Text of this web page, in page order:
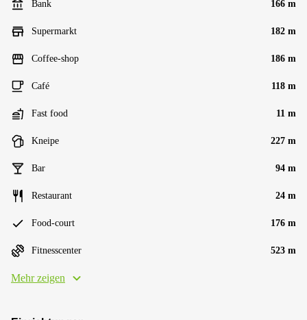
Bank 166 m
Supermarkt 182 m
Coffee-shop 186 m
Café 118 m
Fast food 11 m
Kneipe 227 m
Bar 94 m
Restaurant 24 m
Food-court 176 m
Fitnesscenter 523 m
Mehr zeigen